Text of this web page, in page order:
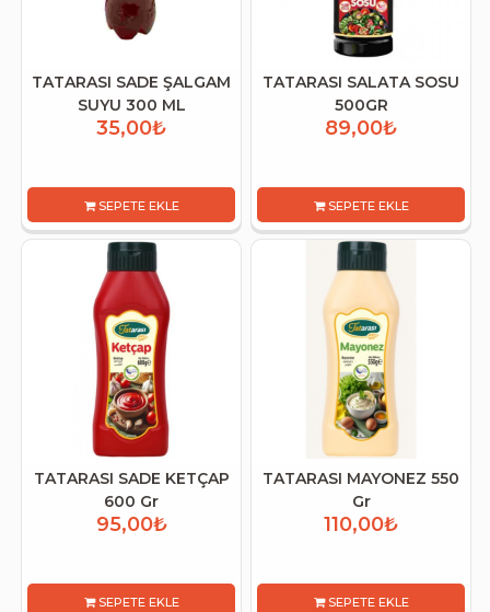
TATARASI SADE ŞALGAM
SUYU 300 ML
35,00₺
SEPETE EKLE
TATARASI SALATA SOSU
500GR
89,00₺
SEPETE EKLE
TATARASI SADE KETÇAP
600 Gr
95,00₺
SEPETE EKLE
TATARASI MAYONEZ 550
Gr
110,00₺
SEPETE EKLE